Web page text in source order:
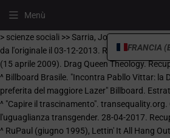
> scienze sociali >> Sarria, José". glbtq.
da l'originale il 03-12-2013. Recuperato 01-
(15 aprile 2009). Drag Queen Theology.
^ Billboard Brasile. "Incontra Pabllo Vittar: la
preferita del maggiore Lazer" Billboard.
^ "Capire il trascinamento".
l'uguaglianza transgender. 28-04-2017.
^ RuPaul (giugno 1995), Lettin' It All Hang
Menù
FRANCIA